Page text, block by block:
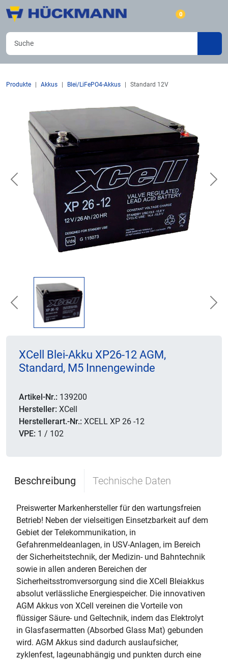
0
Produkte Akkus Blei/LiFePO4-Akkus Standard 12V
Previous
Previous
XCell Blei-Akku XP26-12 AGM,
Standard, M5 Innengewinde
Artikel-Nr.: 139200
Hersteller: XCell
Herstellerart.-Nr.: XCELL XP 26 -12
VPE: 1 / 102
Beschreibung Technische Daten
Preiswerter Markenhersteller für den wartungsfreien
Betrieb! Neben der vielseitigen Einsetzbarkeit auf dem
Gebiet der Telekommunikation, in
Gefahrenmeldeanlagen, in USV-Anlagen, im Bereich
der Sicherheitstechnik, der Medizin- und Bahntechnik
sowie in allen anderen Bereichen der
Sicherheitsstromversorgung sind die XCell Bleiakkus
absolut verlässliche Energiespeicher. Die innovativen
AGM Akkus von XCell vereinen die Vorteile von
flüssiger Säure- und Geltechnik, indem das Elektrolyt
in Glasfasermatten (Absorbed Glass Mat) gebunden
wird. AGM Akkus sind dadurch auslaufsicher,
zyklenfest, lageunabhängig und punkten durch eine